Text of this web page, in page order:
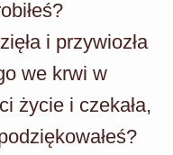
i przywiozła
we krwi w
życie i czekała,